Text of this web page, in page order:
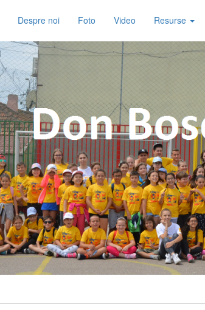
Despre noi Foto Video Resurse